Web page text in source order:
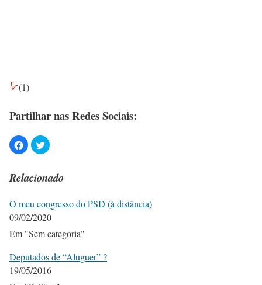
(1)
Partilhar nas Redes Sociais:
Relacionado
O meu congresso do PSD (à distância)
09/02/2020
Em "Sem categoria"
Deputados de “Aluguer” ?
19/05/2016